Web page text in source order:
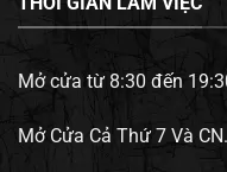
Mở cửa từ 8:30 đến
Mở Cửa Cả Thứ 7 Và CN.